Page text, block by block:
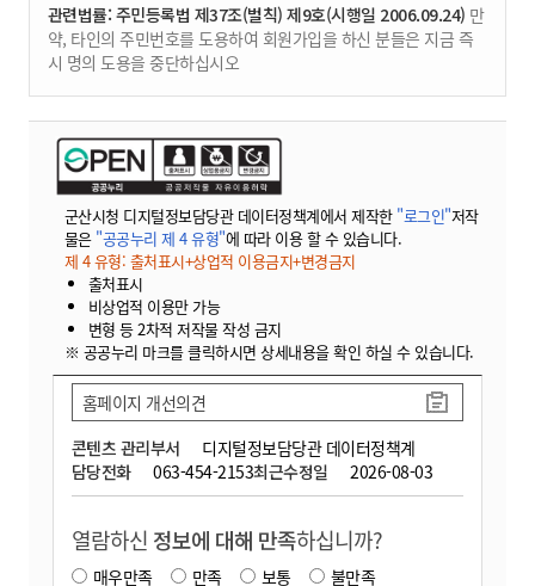
관련법률: 주민등록법 제37조(벌칙) 제9호(시행일 2006.09.24) 만
약, 타인의 주민번호를 도용하여 회원가입을 하신 분들은 지금 즉
시 명의 도용을 중단하십시오
군산시청 디지털정보담당관 데이터정책계에서 제작한 "로그인"저작
물은 "공공누리 제 4 유형"에 따라 이용 할 수 있습니다.
제 4 유형: 출처표시+상업적 이용금지+변경금지
출처표시
비상업적 이용만 가능
변형 등 2차적 저작물 작성 금지
※ 공공누리 마크를 클릭하시면 상세내용을 확인 하실 수 있습니다.
콘텐츠 관리부서
디지털정보담당관 데이터정책계
담당전화
063-454-2153최근수정일 2026-08-03
홈페이지 개선의견
열람하신 정보에 대해 만족하십니까?
매우만족 만족 보통
불만족